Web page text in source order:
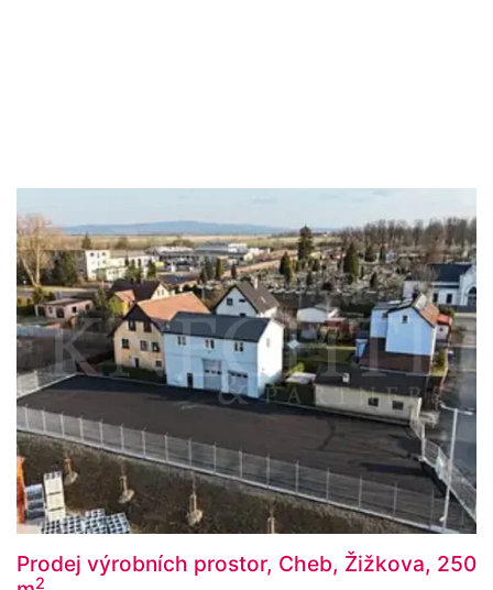
Prodej výrobních prostor, Cheb, Žižkova, 250
2